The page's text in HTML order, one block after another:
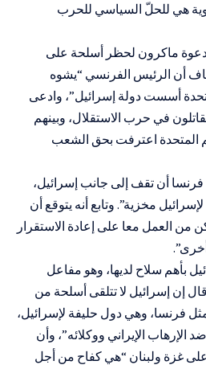
هي للحلّ السياسي للحرب
دعوة ماكرون لحظر أسلحة على
أن الرئيس الفرنسي “يشوه
أسست دولة إسرائيل”، وادعى
في حرب الاستقلال، وبينهم
المتحدة اعترفت بحق الشعب
فرنسا أن تقف إلى جانب إسرائيل،
مخزية”. وتابع أنه يتوقع أن
من العمل معا على إعادة الاستقرار
بأهم سلاح لديها، وهو مفاعل
قال إن إسرائيل لا تتلقى أسلحة من
فرنسا، وهي دول حليفة لإسرائيل،
الإيراني ووكلائه”، وأن
غزة ولبنان “هي كفاح من أجل